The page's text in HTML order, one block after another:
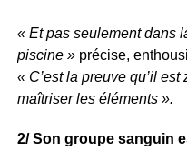
« Et pas seulement dans
piscine »précise,
« C’est la preuve qu’il
maîtriser les éléments ».
2/ Son groupe sanguin